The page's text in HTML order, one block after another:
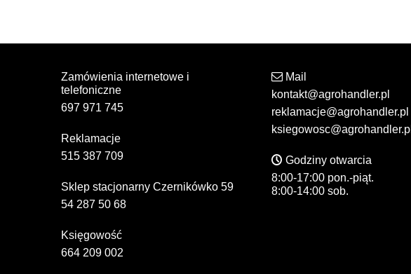
Zamówienia internetowe i
telefoniczne
697 971 745
Reklamacje
515 387 709
Sklep stacjonarny Czernikówko 59
54 287 50 68
Księgowość
664 209 002
Mail
kontakt@agrohandler.pl
reklamacje@agrohandler.pl
ksiegowosc@agrohandler.pl
Godziny otwarcia
8:00-17:00 pon.-piąt.
8:00-14:00 sob.